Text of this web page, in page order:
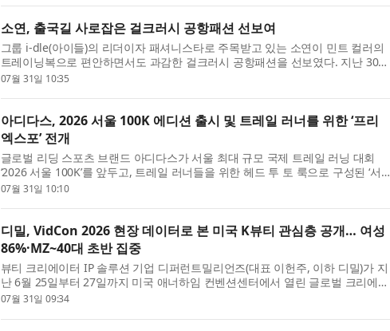
소연, 출국길 사로잡은 걸크러시 공항패션 선보여
그룹 i-dle(아이들)의 리더이자 패셔니스타로 주목받고 있는 소연이 민트 컬러의
트레이닝복으로 편안하면서도 과감한 걸크러시 공항패션을 선보였다. 지난 30일
소연이 ‘롤라팔루자(LOLLAPALOOZA 2026 in CHICAGO)’ 공연 ...
07월 31일 10:35
아디다스, 2026 서울 100K 에디션 출시 및 트레일 러너를 위한 ‘프리
엑스포’ 전개
글로벌 리딩 스포츠 브랜드 아디다스가 서울 최대 규모 국제 트레일 러닝 대회
‘2026 서울 100K’를 앞두고, 트레일 러너들을 위한 헤드 투 토 룩으로 구성된 ‘서울
100K 에디션’을 선보인다. 이와 함께 7월 31일부터 8월 9...
07월 31일 10:10
디밀, VidCon 2026 현장 데이터로 본 미국 K뷰티 관심층 공개… 여성
86%·MZ~40대 초반 집중
뷰티 크리에이터 IP 솔루션 기업 디퍼런트밀리언즈(대표 이헌주, 이하 디밀)가 지
난 6월 25일부터 27일까지 미국 애너하임 컨벤션센터에서 열린 글로벌 크리에이
터 축제 ‘비드콘(VidCon) 2026’에서 운영한 K뷰티 공식 공간 ...
07월 31일 09:34